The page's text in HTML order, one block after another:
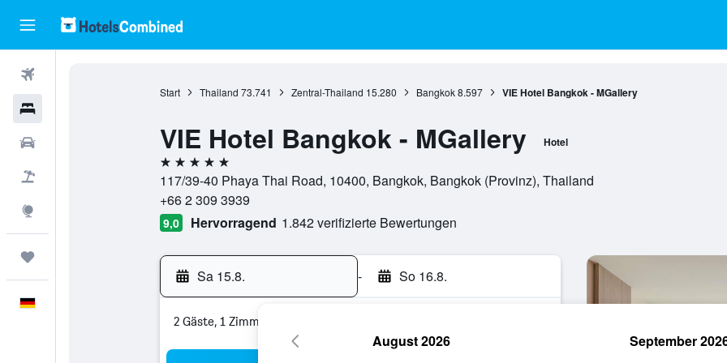
Start Thailand 73.741 Zentral-Thailand 15.280 Bangkok 8.597 VIE Hotel Bangkok - MGallery
VIE Hotel Bangkok - MGallery Hotel
5 Sterne
117/39-40 Phaya Thai Road, 10400, Bangkok, Bangkok (Provinz), Thailand
+66 2 309 3939
9,0 Hervorragend 1.842 verifizierte Bewertungen
Sa 15.8. - So 16.8.
2 Gäste, 1 Zimmer
August 2026 September